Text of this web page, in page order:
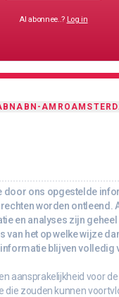
Al abonnee..? Log in
ABN-AMRO
door ons opgestelde
worden ontleend.
en analyses zijn
van het op welke wijze
blijven volledig
aansprakelijkheid voor
die zouden kunnen